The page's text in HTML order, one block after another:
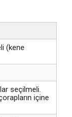
(kene
seçilmeli.
içine